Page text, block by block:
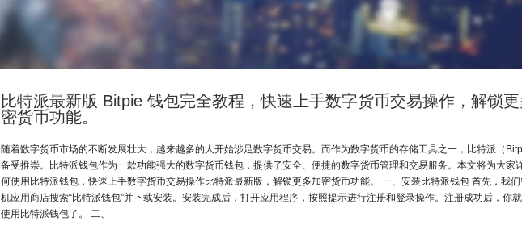
比特派最新版 Bitpie 钱包完全教程，快速上手数字货币交易操作，解锁
密货币功能。
随着数字货币市场的不断发展壮大，越来越多的人开始涉足数字货币交易。而作为数字货币的存储工具之一，比特派（
备受推崇。比特派钱包作为一款功能强大的数字货币钱包，提供了安全、便捷的数字货币管理和交易服务。本文将为大家
何使用比特派钱包，快速上手数字货币交易操作比特派最新版，解锁更多加密货币功能。 一、安装比特派钱包 首先，我
机应用商店搜索“比特派钱包”并下载安装。安装完成后，打开应用程序，按照提示进行注册和登录操作。注册成功后，你
使用比特派钱包了。 二、